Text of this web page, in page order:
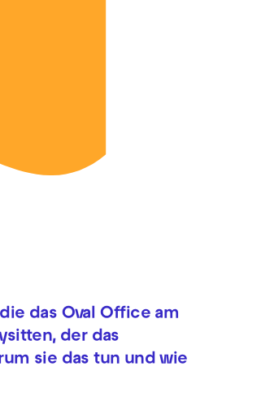
das Oval Office am
der das
sie das tun und wie